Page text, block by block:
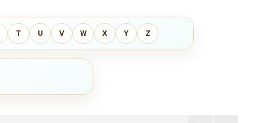
T U V W X Y Z